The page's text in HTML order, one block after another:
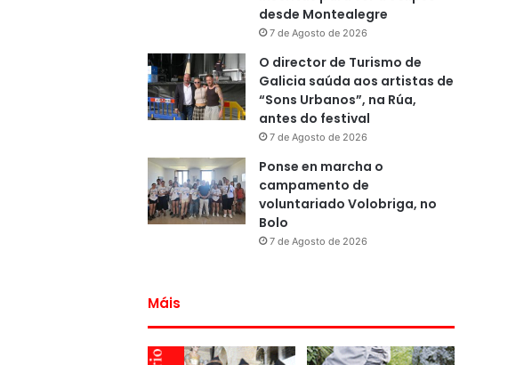
desde Montealegre
7 de Agosto de 2026
O director de Turismo de
Galicia saúda aos artistas de
“Sons Urbanos”, na Rúa,
antes do festival
7 de Agosto de 2026
Ponse en marcha o
campamento de
voluntariado Volobriga, no
Bolo
7 de Agosto de 2026
Máis